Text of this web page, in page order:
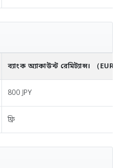
ব্যাংক অ্যাকাউন্ট রেমিট্যান্স। （EUR
800 JPY
ফ্রি